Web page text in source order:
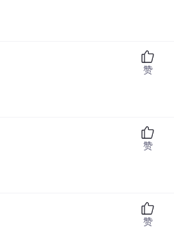
赞
赞
赞